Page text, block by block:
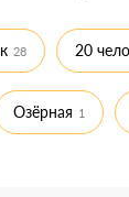
28 20
Озёрная 1